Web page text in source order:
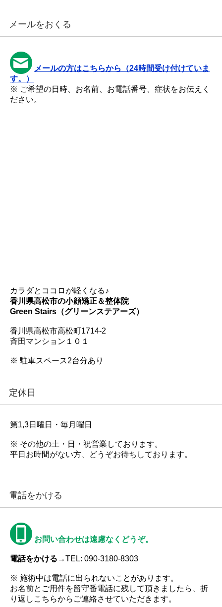
メールをおくる
メールの方はこちらから（24時間受け付けていま
す。）
※ ご希望の日時、お名前、お電話番号、症状をお伝えく
ださい。
カラダとココロが軽くなる♪
香川県高松市の小顔矯正＆整体院
Green Stairs（グリーンステアーズ）
香川県高松市高松町1714-2
斉田マンション１０１
※ 駐車スペース2台分あり
定休日
第1,3日曜日・毎月曜日
※ その他の土・日・祝営業しております。
平日お時間がない方、どうぞお待ちしております。
電話をかける
お問い合わせは遠慮なくどうぞ。
電話をかける→TEL: 090-3180-8303
※ 施術中は電話に出られないことがあります。
お名前とご用件を留守番電話に残して頂きましたら、折
り返しこちらからご連絡させていただきます。